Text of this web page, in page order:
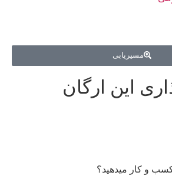
مسیریابی
این ارگان
کسب و کار میدهید؟